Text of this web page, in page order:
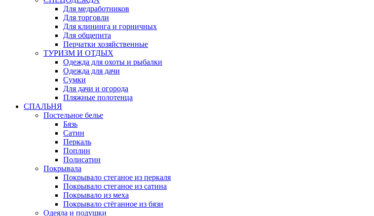
Для медработников
Для торговли
Для клининга и горничных
Для общепита
Перчатки хозяйственные
ТУРИЗМ И ОТДЫХ
Одежда для охоты и рыбалки
Одежда для дачи
Сумки
Для дачи и огорода
Пляжные полотенца
СПАЛЬНЯ
Постельное белье
Бязь
Сатин
Перкаль
Поплин
Полисатин
Покрывала
Покрывало стеганое из перкаля
Покрывало стеганое из сатина
Покрывало из меха
Покрывало стёганное из бязи
Одеяла и подушки